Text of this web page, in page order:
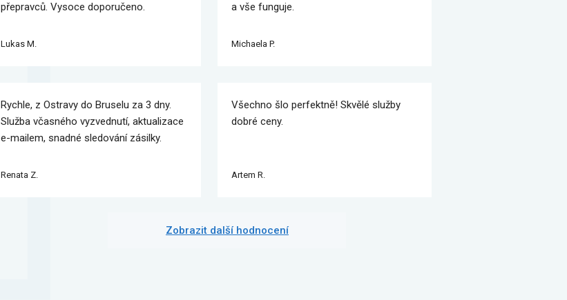
přepravců. Vysoce doporučeno.
Lukas M.
a vše funguje.
Michaela P.
Rychle, z Ostravy do Bruselu za 3 dny.
Služba včasného vyzvednutí, aktualizace
e-mailem, snadné sledování zásilky.
Renata Z.
Všechno šlo perfektně! Skvělé služby
dobré ceny.
Artem R.
Zobrazit další hodnocení